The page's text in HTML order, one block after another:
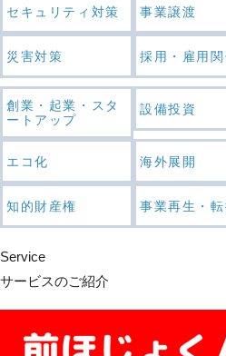
セキュリティ対策 事業譲渡
災害対策 採用・雇用
創業・起業・スタ
ートアップ
設備投資
エコ化 海外展開
知的財産権 事業再生・
Service
サービスのご紹介